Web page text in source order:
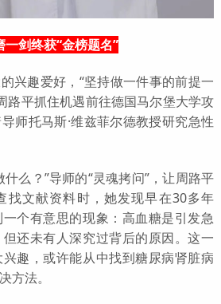
一剑终获“金榜题名”
兴趣爱好，“坚持做一件事的前提一
路平抓住机遇前往德国马尔堡大学攻
师托马斯·维兹菲尔德教授研究急性
么？”导师的“灵魂拷问”，让周路平
找文献资料时，她发现早在30多年
个有意思的现象：高血糖是引发急
还未有人深究过背后的原因。这一
趣，或许能从中找到糖尿病肾脏病
方法。